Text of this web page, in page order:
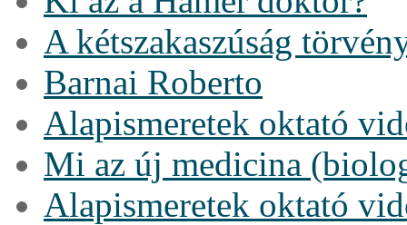
A kétszakaszúság
Barnai Roberto
Alapismeretek oktató
Mi az új medicina
Alapismeretek oktató